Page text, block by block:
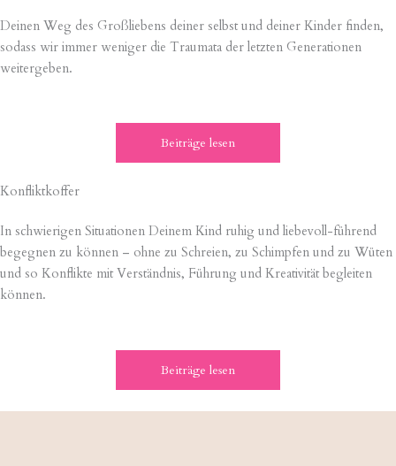
Deinen Weg des Großliebens deiner selbst und deiner Kinder finden,
sodass wir immer weniger die Traumata der letzten Generationen
weitergeben.
Beiträge lesen
Konfliktkoffer
In schwierigen Situationen Deinem Kind ruhig und liebevoll-führend
begegnen zu können – ohne zu Schreien, zu Schimpfen und zu Wüten
und so Konflikte mit Verständnis, Führung und Kreativität begleiten
können.
Beiträge lesen